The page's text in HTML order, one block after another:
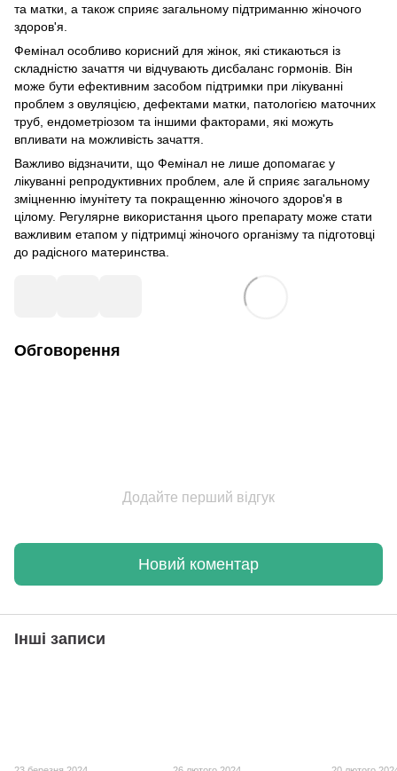
та матки, а також сприяє загальному підтриманню жіночого
здоров'я.
Фемінал особливо корисний для жінок, які стикаються із
складністю зачаття чи відчувають дисбаланс гормонів. Він
може бути ефективним засобом підтримки при лікуванні
проблем з овуляцією, дефектами матки, патологією маточних
труб, ендометріозом та іншими факторами, які можуть
впливати на можливість зачаття.
Важливо відзначити, що Фемінал не лише допомагає у
лікуванні репродуктивних проблем, але й сприяє загальному
зміцненню імунітету та покращенню жіночого здоров'я в
цілому. Регулярне використання цього препарату може стати
важливим етапом у підтримці жіночого організму та підготовці
до радісного материнства.
Обговорення
Додайте перший відгук
Новий коментар
Інші записи